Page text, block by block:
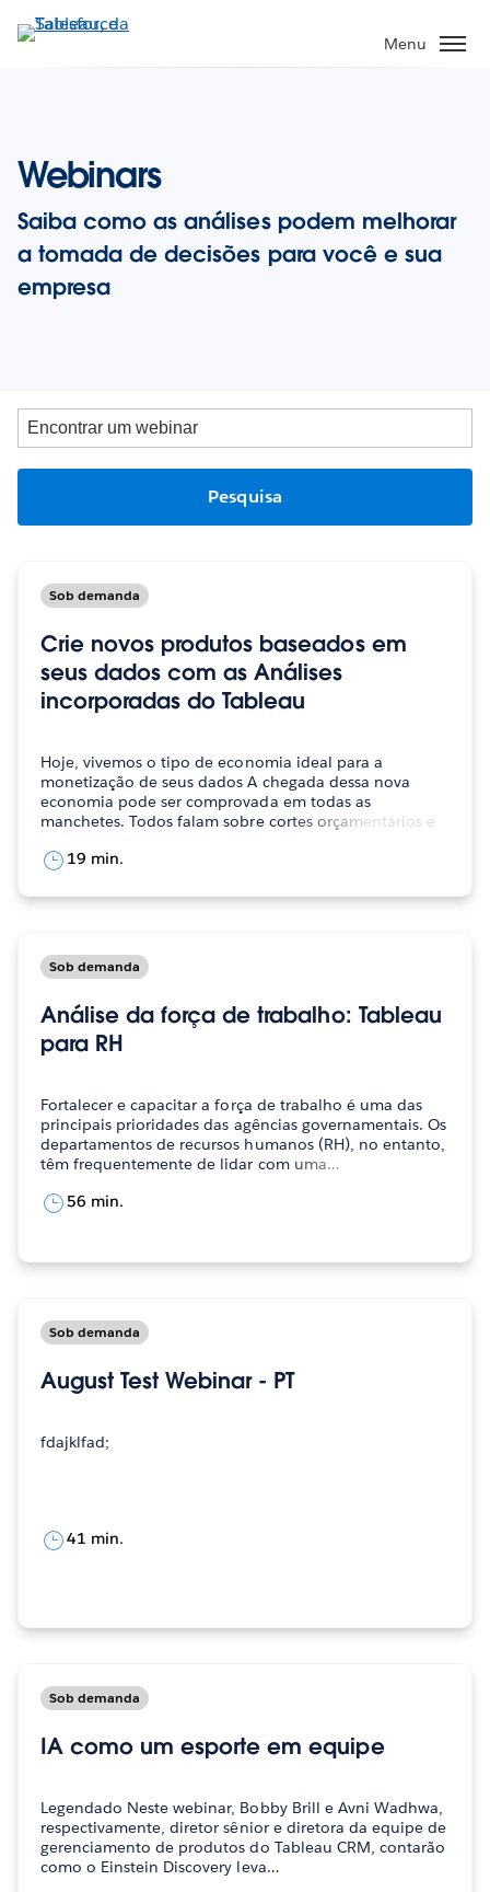
Pular
para
Menu
Webinars
Saiba como as análises podem melhorar
a tomada de decisões para você e sua
empresa
Encontrar
um
webinar
Sob demanda
Crie novos produtos baseados em
seus dados com as Análises
incorporadas do Tableau
Hoje, vivemos o tipo de economia ideal para a
monetização de seus dados A chegada dessa nova
economia pode ser comprovada em todas as
manchetes. Todos falam sobre cortes orçamentários e
19 min.
Sob demanda
Análise da força de trabalho: Tableau
para RH
Fortalecer e capacitar a força de trabalho é uma das
principais prioridades das agências governamentais. Os
departamentos de recursos humanos (RH), no entanto,
têm frequentemente de lidar com uma…
56 min.
Sob demanda
August Test Webinar - PT
fdajklfad;
41 min.
Sob demanda
IA como um esporte em equipe
Legendado Neste webinar, Bobby Brill e Avni Wadhwa,
respectivamente, diretor sênior e diretora da equipe de
gerenciamento de produtos do Tableau CRM, contarão
como o Einstein Discovery leva…